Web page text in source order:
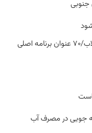
جنوبی
مسجدی های خراسان جنوبی پای کار جشن پیروزی انقلاب/۷۰ عنوان برنامه اصلی
است
جویی در مصرف آب